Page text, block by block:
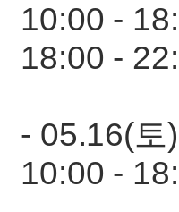
10:00 -
18:00 -
- 05.16(토)
10:00 -